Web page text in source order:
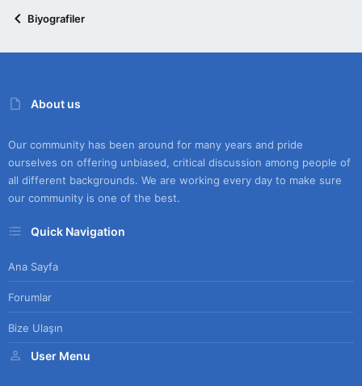
Biyografiler
About us
Our community has been around for many years and pride
ourselves on offering unbiased, critical discussion among people of
all different backgrounds. We are working every day to make sure
our community is one of the best.
Quick Navigation
Ana Sayfa
Forumlar
Bize Ulaşın
User Menu